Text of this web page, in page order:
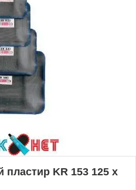
пластир KR 153 125 x